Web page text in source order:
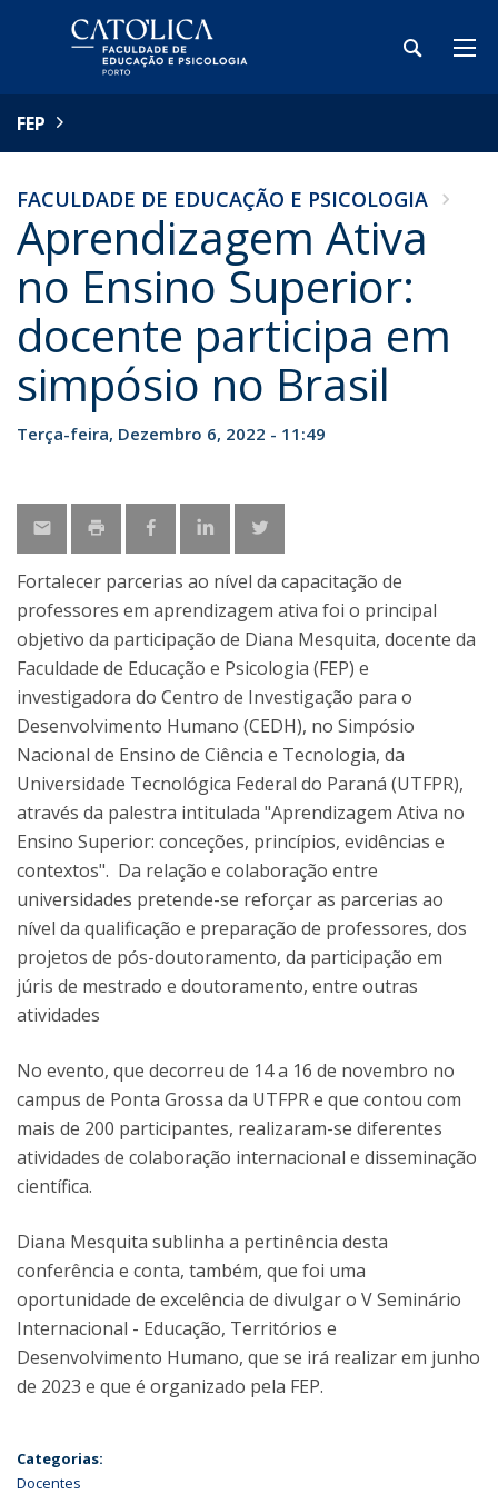
FEP
FACULDADE DE EDUCAÇÃO E PSICOLOGIA
Aprendizagem Ativa
no Ensino Superior:
docente participa em
simpósio no Brasil
Terça-feira, Dezembro 6, 2022 - 11:49
Fortalecer parcerias ao nível da capacitação de
professores em aprendizagem ativa foi o principal
objetivo da participação de Diana Mesquita, docente da
Faculdade de Educação e Psicologia (FEP) e
investigadora do Centro de Investigação para o
Desenvolvimento Humano (CEDH), no Simpósio
Nacional de Ensino de Ciência e Tecnologia, da
Universidade Tecnológica Federal do Paraná (UTFPR),
através da palestra intitulada "Aprendizagem Ativa no
Ensino Superior: conceções, princípios, evidências e
contextos". Da relação e colaboração entre
universidades pretende-se reforçar as parcerias ao
nível da qualificação e preparação de professores, dos
projetos de pós-doutoramento, da participação em
júris de mestrado e doutoramento, entre outras
atividades
No evento, que decorreu de 14 a 16 de novembro no
campus de Ponta Grossa da UTFPR e que contou com
mais de 200 participantes, realizaram-se diferentes
atividades de colaboração internacional e disseminação
científica.
Diana Mesquita sublinha a pertinência desta
conferência e conta, também, que foi uma
oportunidade de excelência de divulgar o V Seminário
Internacional - Educação, Territórios e
Desenvolvimento Humano, que se irá realizar em junho
de 2023 e que é organizado pela FEP.
Categorias:
Docentes